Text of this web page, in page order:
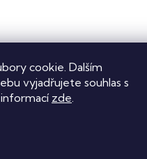
cookie. Dalším
vyjadřujete souhlas s
zde.
cookies